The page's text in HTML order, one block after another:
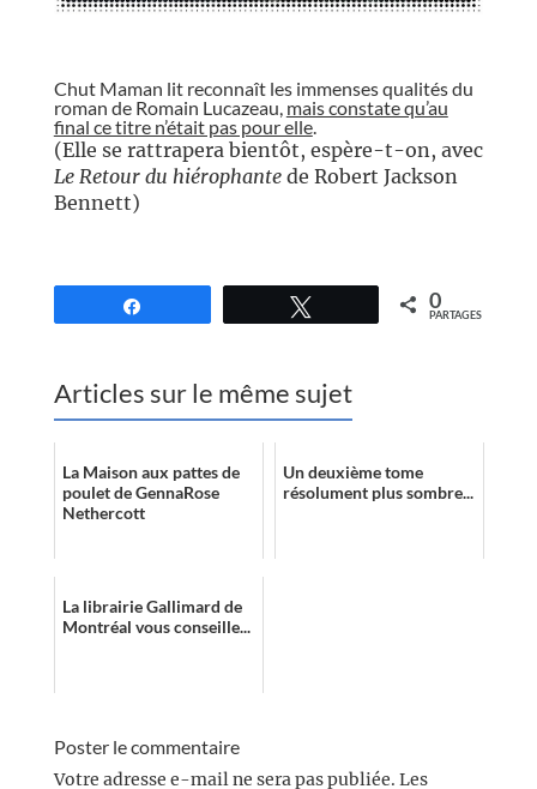
Chut Maman lit reconnaît les immenses qualités du
roman de Romain Lucazeau, mais constate qu’au
final ce titre n’était pas pour elle.
(Elle se rattrapera bientôt, espère-t-on, avec
Le Retour du hiérophantede Robert Jackson
Bennett)
0
PARTAGES
Articles sur le même sujet
La Maison aux pattes de
poulet de GennaRose
Nethercott
Un deuxième tome
résolument plus sombre...
La librairie Gallimard de
Montréal vous conseille...
Poster le commentaire
Votre adresse e-mail ne sera pas publiée. Les